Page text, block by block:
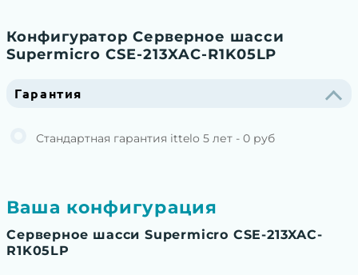
Конфигуратор Серверное шасси
Supermicro CSE-213XAC-R1K05LP
Гарантия
Стандартная гарантия ittelo 5 лет - 0 руб
Ваша конфигурация
Серверное шасси Supermicro CSE-213XAC-
R1K05LP